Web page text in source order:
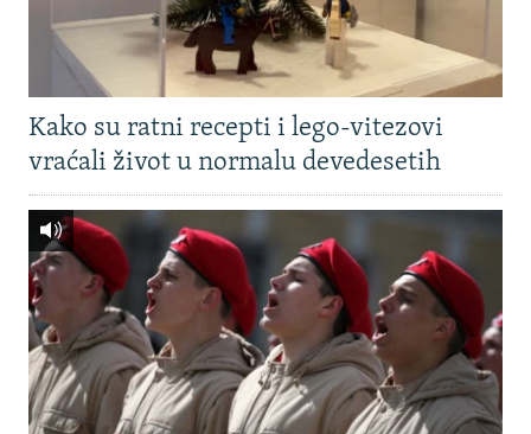
Kako su ratni recepti i lego-vitezovi
vraćali život u normalu devedesetih